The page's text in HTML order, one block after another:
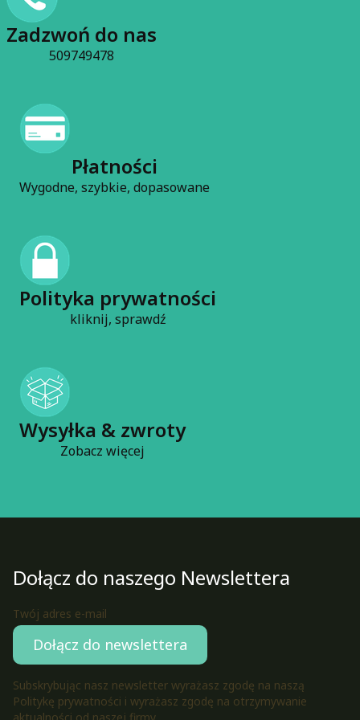
Czytaj całość
Zadzwoń do nas
509749478
Płatności
Wygodne, szybkie, dopasowane
Polityka prywatności
kliknij, sprawdź
Wysyłka & zwroty
Zobacz więcej
Dołącz do naszego Newslettera
Twój adres e-mail
Dołącz do newslettera
Subskrybując nasz newsletter wyrażasz zgodę na naszą
Politykę prywatności i wyrażasz zgodę na otrzymywanie